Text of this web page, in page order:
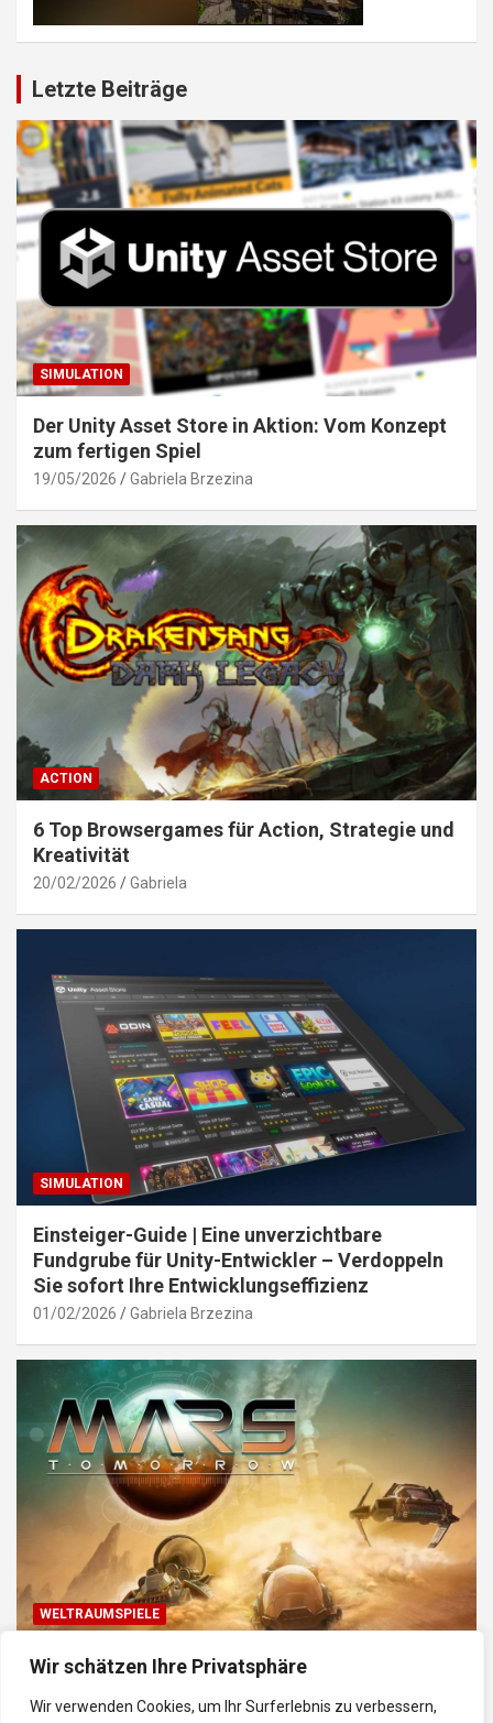
Wir schätzen Ihre Privatsphäre
Wir verwenden Cookies, um Ihr Surferlebnis zu verbessern,
Letzte Beiträge
SIMULATION
Der Unity Asset Store in Aktion: Vom Konzept
zum fertigen Spiel
19/05/2026 Gabriela Brzezina
ACTION
6 Top Browsergames für Action, Strategie und
Kreativität
20/02/2026 Gabriela
SIMULATION
Einsteiger-Guide | Eine unverzichtbare
Fundgrube für Unity-Entwickler – Verdoppeln
Sie sofort Ihre Entwicklungseffizienz
01/02/2026 Gabriela Brzezina
WELTRAUMSPIELE
Top Weltraum-Browser-Spiele: Erkunde, baue